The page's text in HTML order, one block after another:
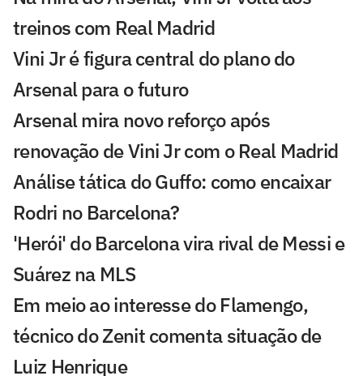
treinos com Real Madrid
Vini Jr é figura central do plano do
Arsenal para o futuro
Arsenal mira novo reforço após
renovação de Vini Jr com o Real Madrid
Análise tática do Guffo: como encaixar
Rodri no Barcelona?
'Herói' do Barcelona vira rival de Messi e
Suárez na MLS
Em meio ao interesse do Flamengo,
técnico do Zenit comenta situação de
Luiz Henrique